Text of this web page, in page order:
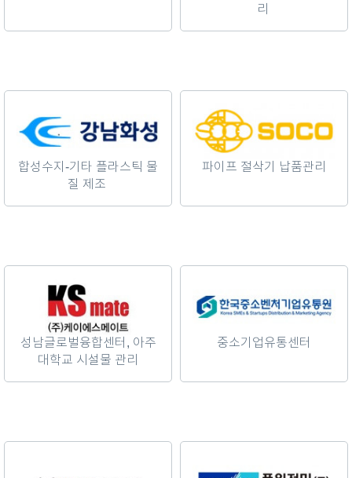
리
합성수지-기타 플라스틱 물
질 제조
파이프 절삭기 납품관리
성남글로벌융합센터, 아주
대학교 시설물 관리
중소기업유통센터